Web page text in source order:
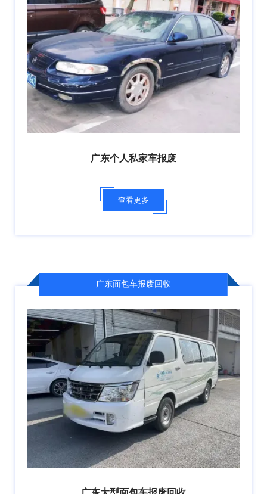
广东个人私家车报废
查看更多
广东面包车报废回收